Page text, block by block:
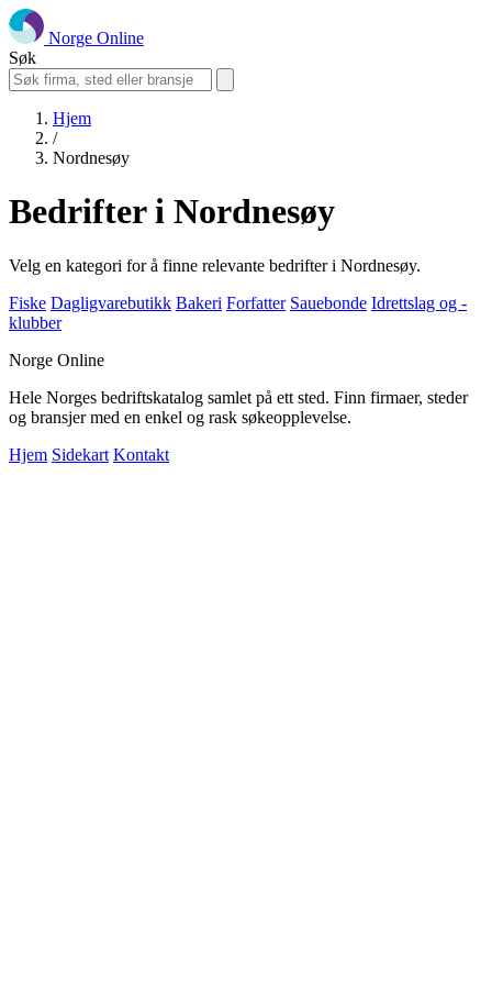
Norge Online
Søk
Hjem
/
Nordnesøy
Bedrifter i Nordnesøy
Velg en kategori for å finne relevante bedrifter i Nordnesøy.
Fiske Dagligvarebutikk Bakeri Forfatter Sauebonde Idrettslag og -
klubber
Norge Online
Hele Norges bedriftskatalog samlet på ett sted. Finn firmaer, steder
og bransjer med en enkel og rask søkeopplevelse.
Hjem Sidekart Kontakt